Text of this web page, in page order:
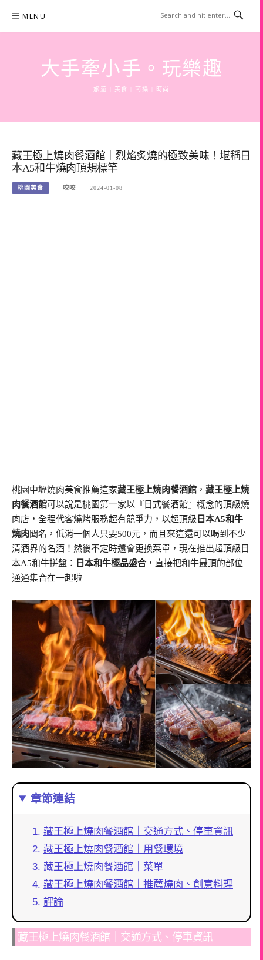
content
MENU
大手牽小手。玩樂趣
旅遊 | 美食 | 商攝 | 時尚
藏王極上燒肉餐酒館｜烈焰炙燒的極致美味！堪稱日
本A5和牛燒肉頂規標竿
桃園美食 咬咬 2024-01-08
桃園中壢燒肉美食推薦這家藏王極上燒肉餐酒館 ， 藏王極上燒
肉餐酒館可以說是桃園第一家以『日式餐酒館』概念的頂級燒
肉店，全程代客燒烤服務超有競爭力，以超頂級 日本A5和牛
燒肉聞名，低消一個人只要500元，而且來這還可以喝到不少
清酒界的名酒！然後不定時還會更換菜單，現在推出超頂級日
本A5和牛拼盤：
日本和牛極品盛合 ，直接把和牛最頂的部位
通通集合在一起啦
章節連結
藏王極上燒肉餐酒館｜交通方式、停車資訊
藏王極上燒肉餐酒館｜用餐環境
藏王極上燒肉餐酒館｜菜單
藏王極上燒肉餐酒館｜推薦燒肉、創意料理
評論
藏王極上燒肉餐酒館｜交通方式、停車資訊